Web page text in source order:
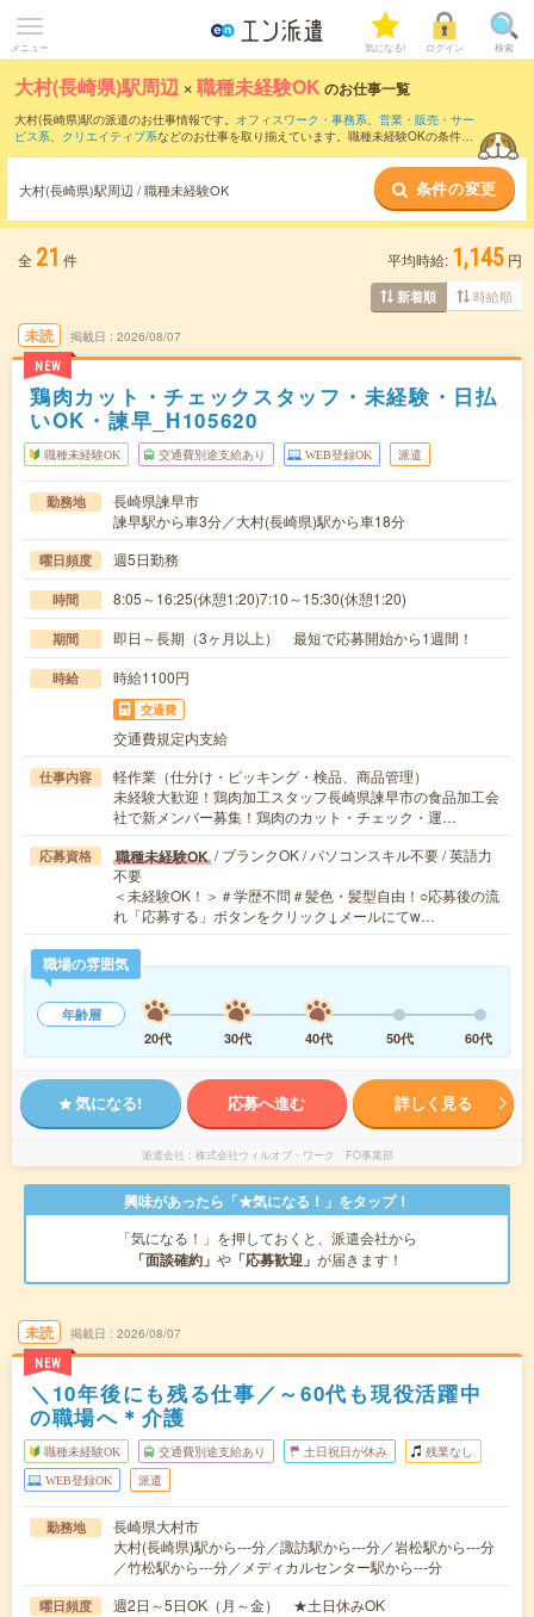
メニュー 気になる! ログイン 検索
大村(長崎県)駅周辺 ×職種未経験OK のお仕事一覧
大村(長崎県)駅の派遣のお仕事情報です。 オフィスワーク・事務系、 営業・販売・サー
ビス系、 クリエイティブ系などのお仕事を取り揃えています。職種未経験OKの条件の
大村(長崎県)駅周辺 / 職種未経験OK 条件の変更
全 21 件 平均時給: 1,145 円
新着順 時給順
未読
NEW
掲載日 2026/08/07
鶏肉カット・チェックスタッフ・未経験・日払
いOK・諫早_H105620
職種未経験OK 交通費別途支給あり WEB登録OK 派遣
勤務地
長崎県諫早市
諫早駅から車3分／大村(長崎県)駅から車18分
曜日頻度 週5日勤務
時間 8:05～16:25(休憩1:20)7:10～15:30(休憩1:20)
期間 即日～長期（3ヶ月以上） 最短で応募開始から1週間！
時給 時給1100円
交通費
交通費規定内支給
仕事内容
軽作業（仕分け・ピッキング・検品、商品管理）
未経験大歓迎！鶏肉加工スタッフ長崎県諫早市の食品加工会
社で新メンバー募集！鶏肉のカット・チェック・運…
応募資格 職種未経験OK / ブランクOK / パソコンスキル不要 / 英語力
不要
＜未経験OK！＞＃学歴不問＃髪色・髪型自由！○応募後の流
れ「応募する」ボタンをクリック↓メールにてw…
職場の雰囲気
年齢層
20代
30代 40代 50代 60代
気になる! 応募へ進む 詳しく見る
派遣会社 株式会社ウィルオブ・ワーク FO事業部
興味があったら「★気になる！」をタップ！
「気になる！」を押しておくと、派遣会社から
「面談確約」 や 「応募歓迎」 が届きます！
未読
NEW
掲載日 2026/08/07
＼10年後にも残る仕事／～60代も現役活躍中
の職場へ＊介護
職種未経験OK 交通費別途支給あり 土日祝日が休み 残業なし
WEB登録OK 派遣
勤務地
長崎県大村市
大村(長崎県)駅から---分／諏訪駅から---分／岩松駅から---分
／竹松駅から---分／メディカルセンター駅から---分
曜日頻度 週2日～5日OK（月～金） ★土日休みOK